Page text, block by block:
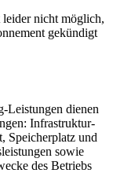
nicht möglich,
gekündigt
Leistungen dienen
Infrastruktur-
Speicherplatz und
sowie
des Betriebs